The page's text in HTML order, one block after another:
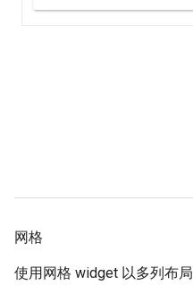
网格
使用网格 widget 以多列布